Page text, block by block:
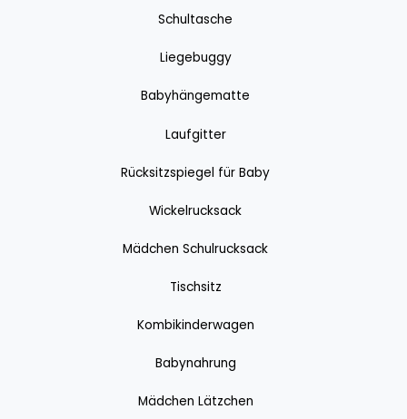
Schultasche
Liegebuggy
Babyhängematte
Laufgitter
Rücksitzspiegel für Baby
Wickelrucksack
Mädchen Schulrucksack
Tischsitz
Kombikinderwagen
Babynahrung
Mädchen Lätzchen